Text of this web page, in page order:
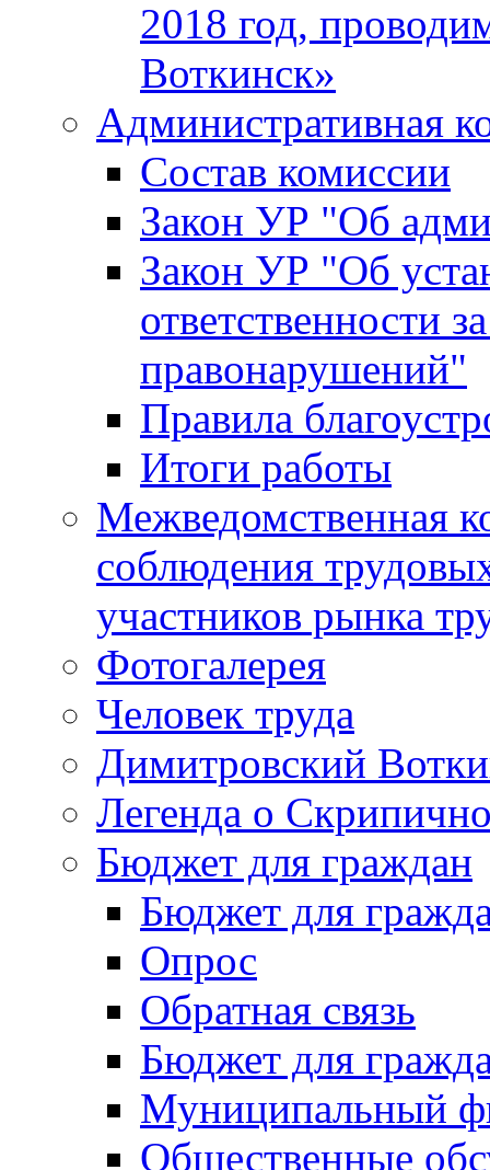
2018 год,
Воткинск»
Административная
Состав комиссии
Закон УР "Об
Закон УР "Об
ответственности
правонарушений"
Правила
Итоги работы
Межведомственная
соблюдения
участников рынка
Фотогалерея
Человек труда
Димитровский
Легенда о
Бюджет для граждан
Бюджет для
Опрос
Обратная связь
Бюджет для
Муниципальный
Общественные